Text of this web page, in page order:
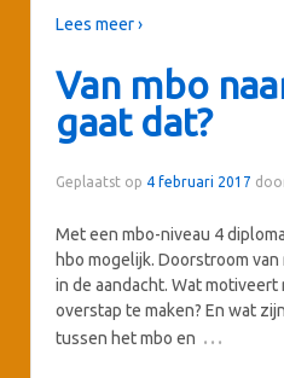
Lees meer ›
Van mbo
gaat dat?
Geplaatst op 4 februari 2017
Met een mbo-niveau 4
hbo mogelijk. Doorstroom
in de aandacht. Wat
overstap te maken? En wat
tussen het mbo en …